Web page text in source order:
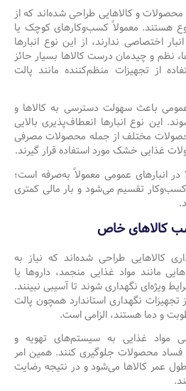
محصولات و کالاهایی طراحی شده‌اند که از
هستند. معمولاً کسب‌وکارهای کوچک یا
اختصاصی ندارند، از این نوع انبارها
نظم و چیدمان درست کالاها بسیار حائز
از تجهیزات منظم‌کننده مانند پالت
عمومی باعث سهولت دسترسی به کالاها و
این نوع انبارها انعطاف‌پذیری بالایی
محصولات مختلف از جمله محصولات مصرفی
غذایی خشک مورد استفاده قرار گیرند.
انبارهای عمومی معمولاً به‌صرفه است؛
تقسیم می‌شود و بار مالی کمتری
کالاهای خاص
کالاهایی طراحی شده‌اند که نیاز به
مانند مواد غذایی منجمد، داروها یا
ویژه‌ای نگهداری شوند تا آسیبی نبینند.
تجهیزات نگهداری استاندارد همچون پالت
و دما هستند، الزامی است.
مواد غذایی به سیستم‌های تهویه و
محصولات جلوگیری کنند. همین امر
عمر کالاها می‌شود و در نتیجه رضایت